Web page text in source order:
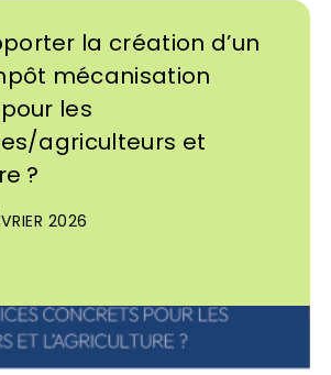
la création d’un
mécanisation
les
agriculteurs et
?
2026